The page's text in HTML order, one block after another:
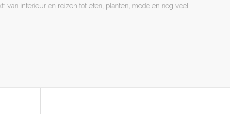
van interieur en reizen tot eten, planten, mode en nog veel